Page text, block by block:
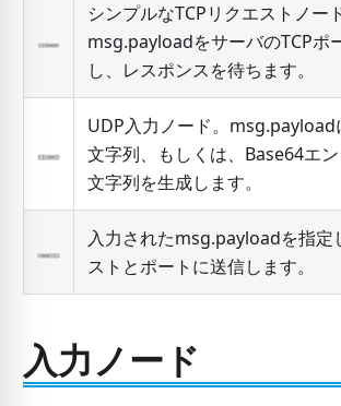
シンプルなTCPリクエストノード
msg.payloadをサーバのTCPポ
し、レスポンスを待ちます。
UDP入力ノード。msg.payload
文字列、もしくは、Base64エ
文字列を生成します。
入力されたmsg.payloadを指定
ストとポートに送信します。
入力ノード